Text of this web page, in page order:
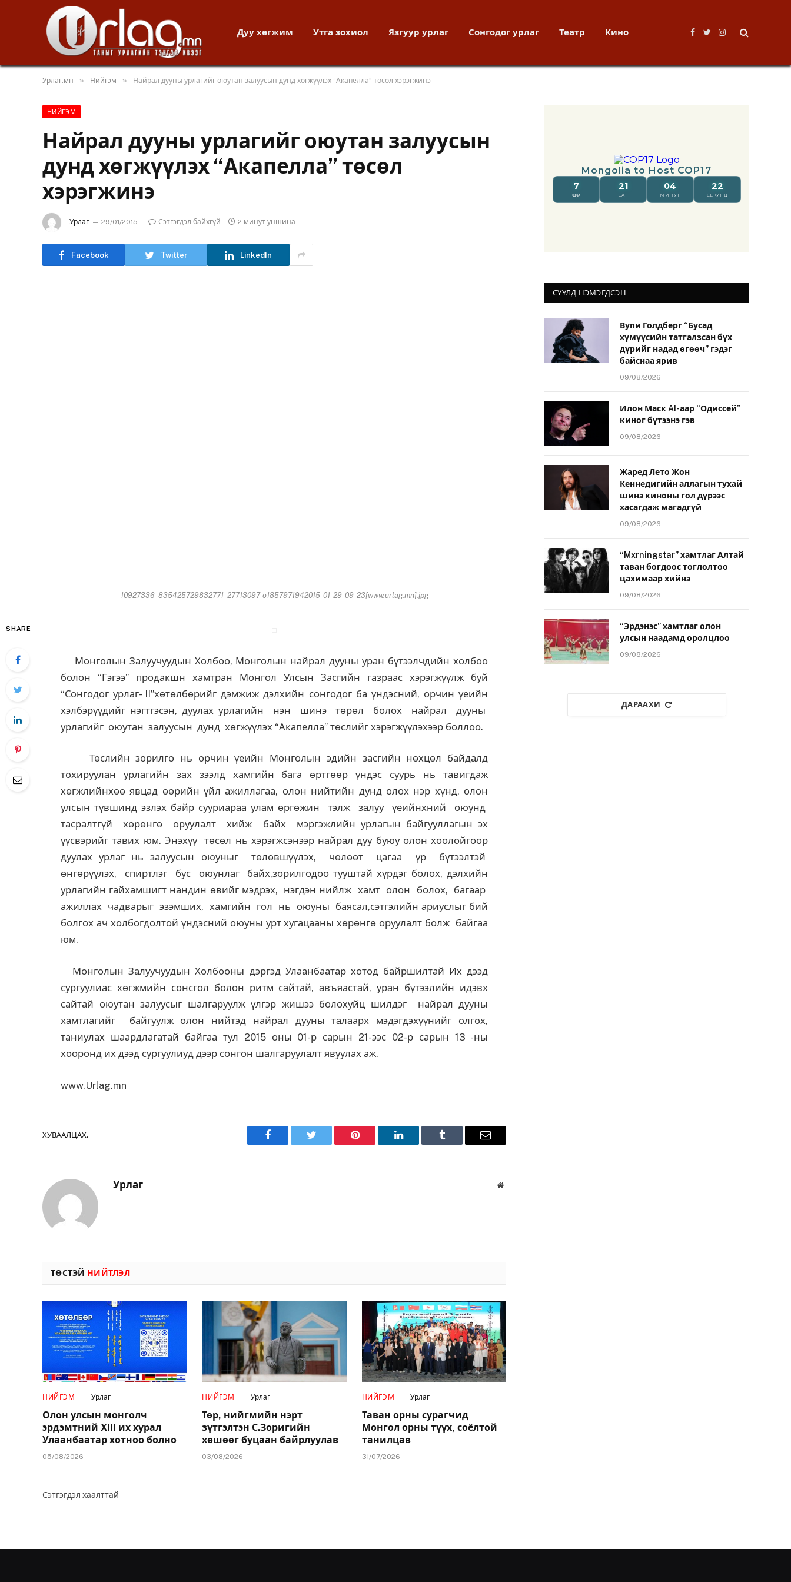
Дуу хөгжим Утга зохиол Язгуур урлаг Сонгодог урлаг Театр Кино
Facebook
TwitterInstagram
Урлаг.мн » Нийгэм » Найрал дууны урлагийг оюутан залуусын дунд хөгжүүлэх “Акапелла” төсөл хэрэгжинэ
НИЙГЭМ
Найрал дууны урлагийг оюутан залуусын
дунд хөгжүүлэх “Акапелла” төсөл
хэрэгжинэ
Урлаг 29/01/2015 Сэтгэгдэл байхгүй 2 минут уншина
Facebook Twitter LinkedIn
10927336_835425729832771_27713097_o1857971942015-01-29-09-23[www.urlag.mn].jpg
SHARE
Монголын Залуучуудын Холбоо, Монголын найрал дууны уран бүтээлчдийн холбоо
болон “Гэгээ” продакшн хамтран Монгол Улсын Засгийн газраас хэрэгжүүлж буй
“Сонгодог урлаг- II”хөтөлбөрийг дэмжиж дэлхийн сонгодог ба үндэсний, орчин үеийн
хэлбэрүүдийг нэгтгэсэн, дуулах урлагийн нэн шинэ төрөл болох найрал дууны
урлагийг оюутан залуусын дунд хөгжүүлэх “Акапелла” төслийг хэрэгжүүлэхээр боллоо.
Төслийн зорилго нь орчин үеийн Монголын эдийн засгийн нөхцөл байдалд
тохируулан урлагийн зах зээлд хамгийн бага өртгөөр үндэс суурь нь тавигдаж
хөгжлийнхөө явцад өөрийн үйл ажиллагаа, олон нийтийн дунд олох нэр хүнд, олон
улсын түвшинд эзлэх байр сууриараа улам өргөжин тэлж залуу үеийнхний оюунд
тасралтгүй хөрөнгө оруулалт хийж байх мэргэжлийн урлагын байгууллагын эх
үүсвэрийг тавих юм. Энэхүү төсөл нь хэрэгжсэнээр найрал дуу буюу олон хоолойгоор
дуулах урлаг нь залуусын оюуныг төлөвшүүлэх, чөлөөт цагаа үр бүтээлтэй
өнгөрүүлэх, спиртлэг бус оюунлаг байх,зорилгодоо тууштай хүрдэг болох, дэлхийн
урлагийн гайхамшигт нандин өвийг мэдрэх, нэгдэн нийлж хамт олон болох, багаар
ажиллах чадварыг эзэмших, хамгийн гол нь оюуны баясал,сэтгэлийн ариуслыг бий
болгох ач холбогдолтой үндэсний оюуны урт хугацааны хөрөнгө оруулалт болж байгаа
юм.
Монголын Залуучуудын Холбооны дэргэд Улаанбаатар хотод байршилтай Их дээд
сургуулиас хөгжмийн сонсгол болон ритм сайтай, авъяастай, уран бүтээлийн идэвх
сайтай оюутан залуусыг шалгаруулж үлгэр жишээ болохуйц шилдэг найрал дууны
хамтлагийг байгуулж олон нийтэд найрал дууны талаарх мэдэгдэхүүнийг олгох,
таниулах шаардлагатай байгаа тул 2015 оны 01-р сарын 21-ээс 02-р сарын 13 -ны
хооронд их дээд сургуулиуд дээр сонгон шалгаруулалт явуулах аж.
www.Urlag.mn
ХУВААЛЦАХ.
Facebook Twitter Pinterest LinkedIn Tumblr Имэйл
Урлаг Вэбсайт
ТӨСТЭЙ НИЙТЛЭЛ
НИЙГЭМ Урлаг
Олон улсын монголч
эрдэмтний XIII их хурал
Улаанбаатар хотноо болно
05/08/2026
НИЙГЭМ Урлаг
Төр, нийгмийн нэрт
зүтгэлтэн С.Зоригийн
хөшөөг буцаан байрлуулав
03/08/2026
НИЙГЭМ Урлаг
Таван орны сурагчид
Монгол орны түүх, соёлтой
танилцав
31/07/2026
Сэтгэгдэл хаалттай
СҮҮЛД НЭМЭГДСЭН
Вупи Голдберг “Бусад
хүмүүсийн татгалзсан бүх
дүрийг надад өгөөч” гэдэг
байснаа ярив
09/08/2026
Илон Маск AI-аар “Одиссей”
киног бүтээнэ гэв
09/08/2026
Жаред Лето Жон
Кеннедигийн аллагын тухай
шинэ киноны гол дүрээс
хасагдаж магадгүй
09/08/2026
“Mxrningstar” хамтлаг Алтай
таван богдоос тоглолтоо
цахимаар хийнэ
09/08/2026
“Эрдэнэс” хамтлаг олон
улсын наадамд оролцлоо
09/08/2026
ДАРААХИ